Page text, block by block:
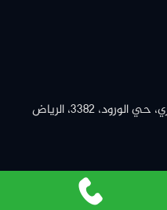
٦٦٤١ المهندس مساعد العنقري، حي الورود، ٣٣٨٢، الرياض